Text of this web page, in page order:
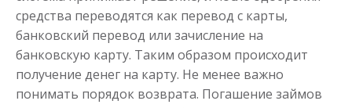
Сумма до 50 000
Срок от 1 до 30 дня
Получить
средства переводятся как перевод с карты,
банковский перевод или зачисление на
банковскую карту. Таким образом происходит
получение денег на карту. Не менее важно
понимать порядок возврата. Погашение займов